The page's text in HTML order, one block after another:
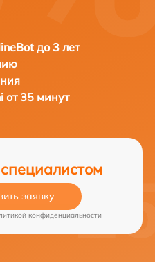
до 3 лет
от 35 минут
заявку
конфиденциальности